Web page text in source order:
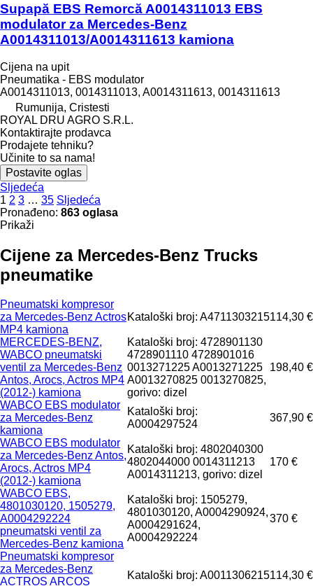
Supapă EBS Remorcă A0014311013 EBS
modulator za Mercedes-Benz
A0014311013/A0014311613 kamiona
Cijena na upit
Pneumatika - EBS modulator
A0014311013, 0014311013, A0014311613, 0014311613
Rumunija, Cristesti
ROYAL DRU AGRO S.R.L.
Kontaktirajte prodavca
Prodajete tehniku?
Učinite to sa nama!
Postavite oglas
Sljedeća
1 2 3 … 35 Sljedeća
Pronađeno: 863 oglasa
Prikaži
Cijene za Mercedes-Benz Trucks
pneumatikе
Pneumatski kompresor
za Mercedes-Benz Actros
MP4 kamiona
Kataloški broj: A4711303215114,30 €
MERCEDES-BENZ,
WABCO pneumatski
ventil za Mercedes-Benz
Antos, Arocs, Actros MP4
(2012-) kamiona
Kataloški broj: 4728901130
4728901110 4728901016
0013271225 A0013271225
A0013270825 0013270825,
gorivo: dizel
198,40 €
WABCO EBS modulator
za Mercedes-Benz
kamiona
Kataloški broj:
A0004297524
367,90 €
WABCO EBS modulator
za Mercedes-Benz Antos,
Arocs, Actros MP4
(2012-) kamiona
Kataloški broj: 4802040300
4802044000 0014311213
A0014311213, gorivo: dizel
170 €
WABCO EBS,
4801030120, 1505279,
A0004292224
pneumatski ventil za
Mercedes-Benz kamiona
Kataloški broj: 1505279,
4801030120, A0004290924,
A0004291624,
A0004292224
370 €
Pneumatski kompresor
za Mercedes-Benz
ACTROS ARCOS
Kataloški broj: A0011306215114,30 €